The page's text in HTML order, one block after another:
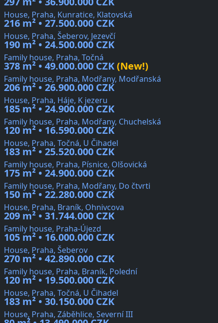
House, Praha, Kunratice, Klatovská
216 m² • 27.500.000 CZK
House, Praha, Šeberov, Jezevčí
190 m² • 24.500.000 CZK
Family house, Praha, Točná
378 m² • 49.000.000 CZK(New!)
Family house, Praha, Modřany, Modřanská
206 m² • 26.900.000 CZK
House, Praha, Háje, K jezeru
185 m² • 24.900.000 CZK
Family house, Praha, Modřany, Chuchelská
120 m² • 16.590.000 CZK
House, Praha, Točná, U Čihadel
183 m² • 25.520.000 CZK
Family house, Praha, Písnice, Olšovická
175 m² • 24.900.000 CZK
Family house, Praha, Modřany, Do čtvrti
150 m² • 22.280.000 CZK
House, Praha, Braník, Ohnivcova
209 m² • 31.744.000 CZK
Family house, Praha-Újezd
105 m² • 16.000.000 CZK
House, Praha, Šeberov
270 m² • 42.890.000 CZK
Family house, Praha, Braník, Polední
120 m² • 19.500.000 CZK
House, Praha, Točná, U Čihadel
183 m² • 30.150.000 CZK
House, Praha, Záběhlice, Severní III